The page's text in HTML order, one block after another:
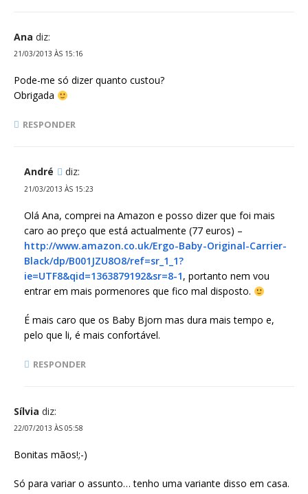
Ana diz:
21/03/2013 ÀS 15:16
Pode-me só dizer quanto custou?
Obrigada
RESPONDER
André diz:
21/03/2013 ÀS 15:23
Olá Ana, comprei na Amazon e posso dizer que foi mais
caro ao preço que está actualmente (77 euros) –
http://www.amazon.co.uk/Ergo-Baby-Original-Carrier-
Black/dp/B001JZU8O8/ref=sr_1_1?
ie=UTF8&qid=1363879192&sr=8-1, portanto nem vou
entrar em mais pormenores que fico mal disposto.
É mais caro que os Baby Bjorn mas dura mais tempo e,
pelo que li, é mais confortável.
RESPONDER
Sílvia diz:
22/07/2013 ÀS 05:58
Bonitas mãos!;-)
Só para variar o assunto… tenho uma variante disso em casa.